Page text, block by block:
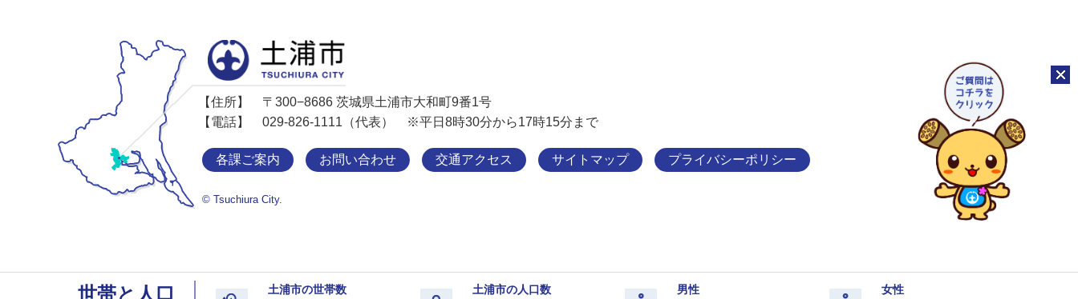
【住所】
〒300−8686 茨城県土浦市大和町9番1号
【電話】
029-826-1111（代表） ※平日8時30分から17時15分まで
各課ご案内 お問い合わせ 交通アクセス サイトマップ プライバシーポリシー
© Tsuchiura City.
チャ